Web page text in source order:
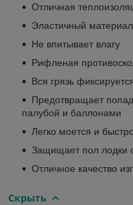
Отличная
Эластичный материал
Не впитывает влагу
Рифленая
Вся грязь
Предотвращает
палубой и баллонами
Легко моется и
Защищает пол лодки
Отличное качество
Скрыть